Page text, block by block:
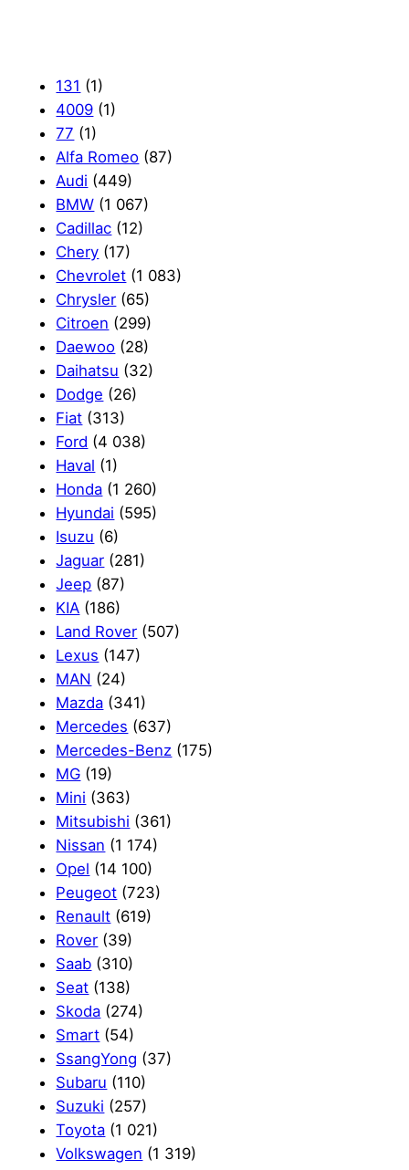
131 (1)
4009 (1)
77 (1)
Alfa Romeo (87)
Audi (449)
BMW (1 067)
Cadillac (12)
Chery (17)
Chevrolet (1 083)
Chrysler (65)
Citroen (299)
Daewoo (28)
Daihatsu (32)
Dodge (26)
Fiat (313)
Ford (4 038)
Haval (1)
Honda (1 260)
Hyundai (595)
Isuzu (6)
Jaguar (281)
Jeep (87)
KIA (186)
Land Rover (507)
Lexus (147)
MAN (24)
Mazda (341)
Mercedes (637)
Mercedes-Benz (175)
MG (19)
Mini (363)
Mitsubishi (361)
Nissan (1 174)
Opel (14 100)
Peugeot (723)
Renault (619)
Rover (39)
Saab (310)
Seat (138)
Skoda (274)
Smart (54)
SsangYong (37)
Subaru (110)
Suzuki (257)
Toyota (1 021)
Volkswagen (1 319)